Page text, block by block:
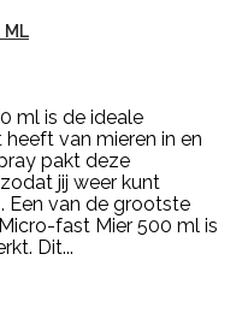
ML
ml is de ideale
van mieren in en
pakt deze
jij weer kunt
Een van de grootste
fast Mier 500 ml is
Dit...